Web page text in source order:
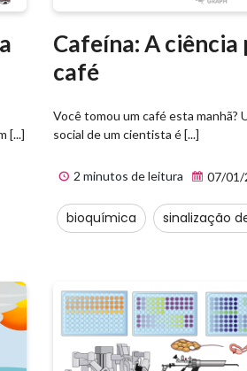
[...]
Cafeína: A
café
Você tomou um café esta manhã?
social de um cientista é [...]
2 minutos de leitura 07/01/
bioquímica sinalização